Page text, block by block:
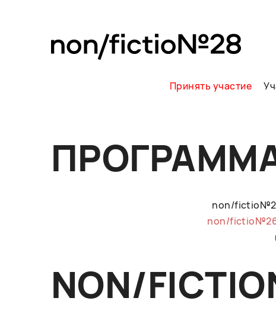
Принять участие
non/
non/
NON/